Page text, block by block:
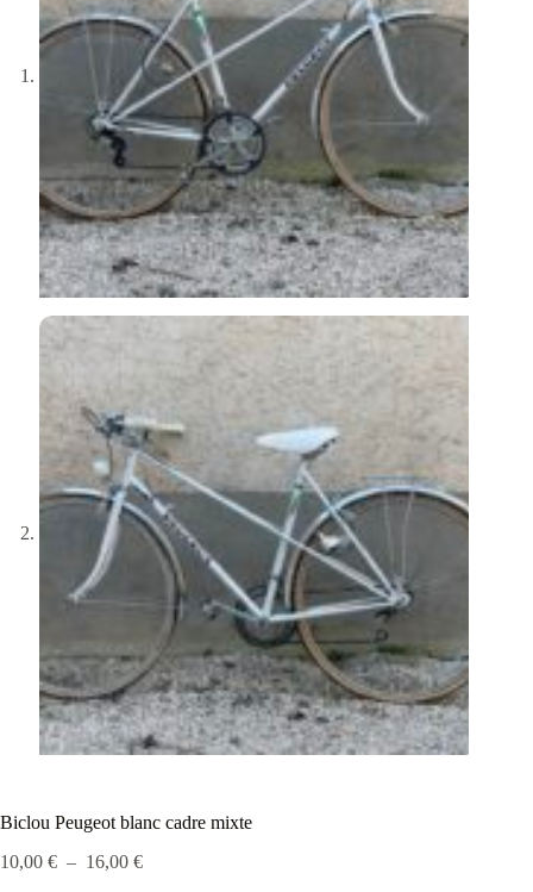
Biclou Peugeot blanc cadre mixte
10,00 € – 16,00 €Plage